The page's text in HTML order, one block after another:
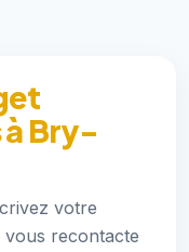
à Bry-
votre
recontacte